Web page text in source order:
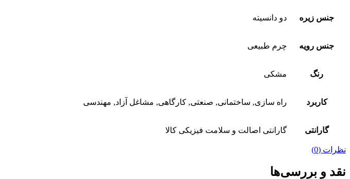
جنس زیره دو دانسیته
جنس رویه چرم طبیعی
رنگ مشکی
کاربرد راه سازی, ساختمانی, صنعتی, کارگاهی, مشاغل آزاد, مهندسی
گارانتی گارانتی اصالت و سلامت فیزیکی کالا
نظرات (0)
نقد و بررسی‌ها